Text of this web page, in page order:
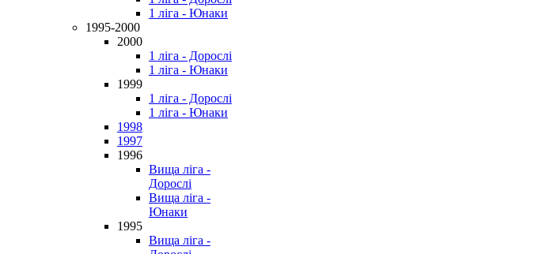
1 ліга - Юнаки
1995-2000
2000
1 ліга - Дорослі
1 ліга - Юнаки
1999
1 ліга - Дорослі
1 ліга - Юнаки
1998
1997
1996
Вища ліга -
Дорослі
Вища ліга -
Юнаки
1995
Вища ліга -